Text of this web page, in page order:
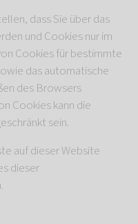
dass Sie über das
und Cookies nur im
Cookies für bestimmte
das automatische
des Browsers
Cookies kann die
sein.
auf dieser Website
dieser